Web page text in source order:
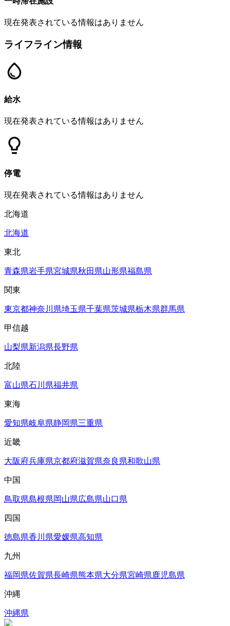
現在発表されている情報はありません
ライフライン情報
給水
現在発表されている情報はありません
停電
現在発表されている情報はありません
北海道
北海道
東北
青森県岩手県宮城県秋田県山形県福島県
関東
東京都神奈川県埼玉県千葉県茨城県栃木県群馬県
甲信越
山梨県新潟県長野県
北陸
富山県石川県福井県
東海
愛知県岐阜県静岡県三重県
近畿
大阪府兵庫県京都府滋賀県奈良県和歌山県
中国
鳥取県島根県岡山県広島県山口県
四国
徳島県香川県愛媛県高知県
九州
福岡県佐賀県長崎県熊本県大分県宮崎県鹿児島県
沖縄
沖縄県